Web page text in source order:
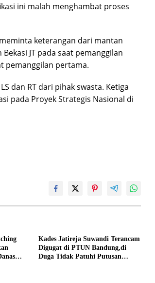
ini malah menghambat proses
keterangan dari mantan
JT pada saat pemanggilan
pemanggilan pertama.
dan RT dari pihak swasta. Ketiga
pada Proyek Strategis Nasional di
Kades Jatireja Suwandi Terancam
Digugat di PTUN Bandung,di
Duga Tidak Patuhi Putusan